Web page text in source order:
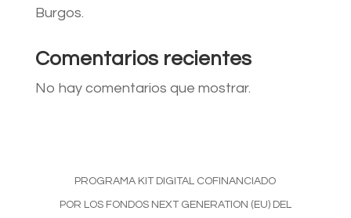
Burgos.
Comentarios recientes
No hay comentarios que mostrar.
PROGRAMA KIT DIGITAL COFINANCIADO
POR LOS FONDOS NEXT GENERATION (EU) DEL